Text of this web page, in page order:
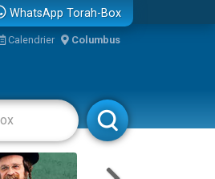
WhatsApp Torah-Box
Calendrier Columbus
Rabbanim